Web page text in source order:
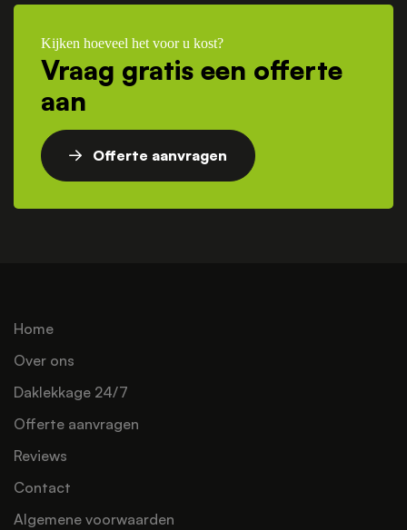
Kijken hoeveel het voor u kost?
Vraag gratis een offerte
aan
Offerte aanvragen
Home
Over ons
Daklekkage 24/7
Offerte aanvragen
Reviews
Contact
Algemene voorwaarden